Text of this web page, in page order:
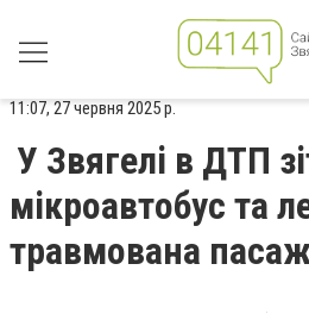
11:07, 27 червня 2025 р.
У Звягелі в ДТП
мікроавтобус та
травмована